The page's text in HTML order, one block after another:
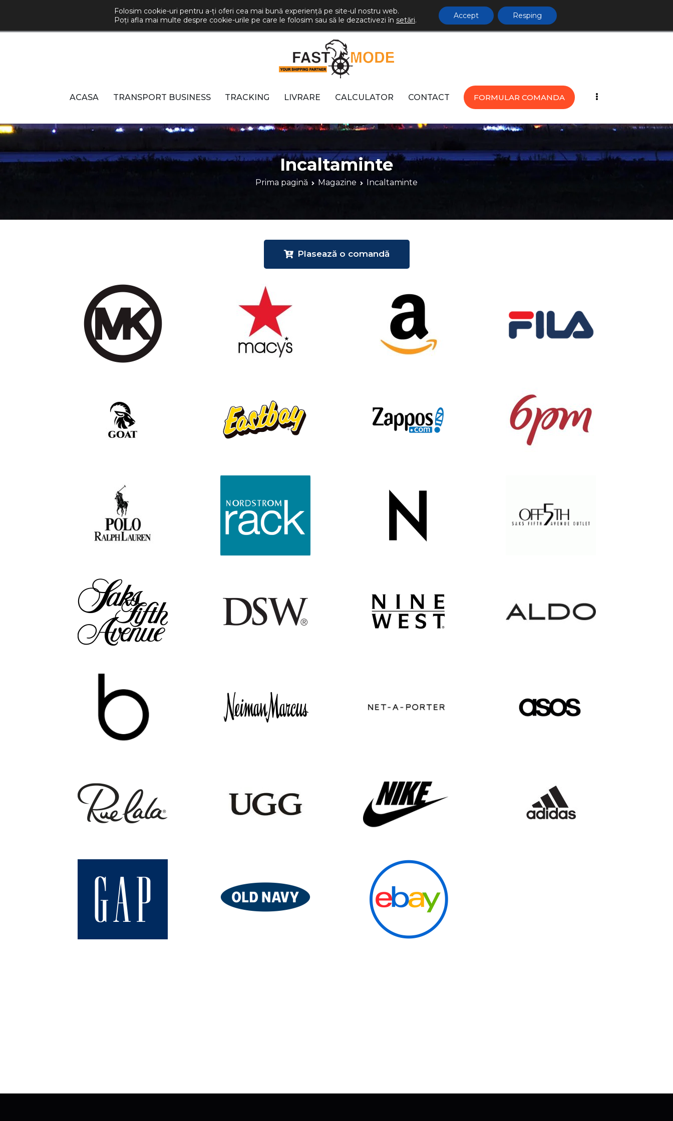
comenzi@fastmode.ro +40 745 577 786
ACASA TRANSPORT BUSINESS TRACKING LIVRARE CALCULATOR CONTACT FORMULAR COMANDA
Incaltaminte
Prima pagină Magazine Incaltaminte
Plasează o comandă
Folosim cookie-uri pentru a-ți oferi cea mai bună experiență pe site-ul nostru web.
Poți afla mai multe despre cookie-urile pe care le folosim sau să le dezactivezi în setări. Accept Resping